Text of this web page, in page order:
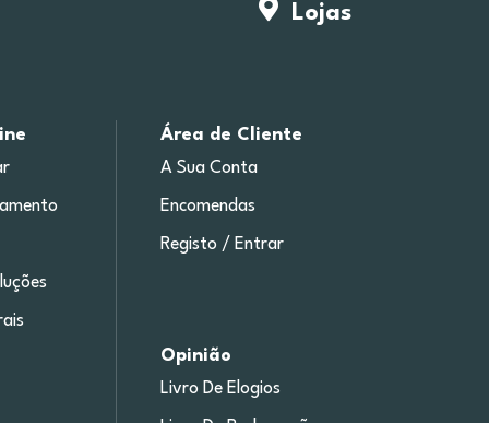
Lojas
Área de Cliente
A Sua Conta
Encomendas
Registo / Entrar
Opinião
Livro De Elogios